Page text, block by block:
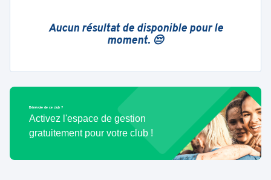
Aucun résultat de disponible pour le
moment. 😔
Bénévole de ce club ?
Activez l'espace de gestion
gratuitement pour votre club !